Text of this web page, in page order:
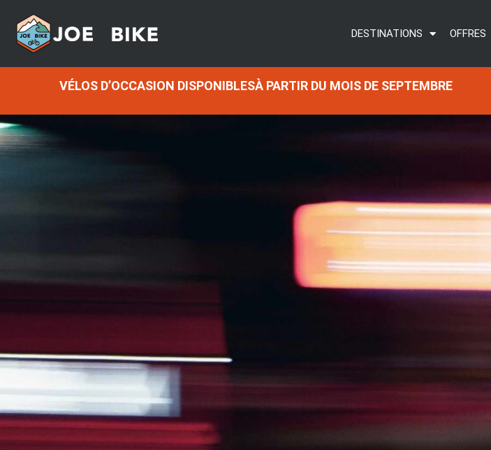
DESTINATIONS OFFRES
VÉLOS D’OCCASION DISPONIBLESÀ PARTIR DU MOIS DE SEPTEMBRE